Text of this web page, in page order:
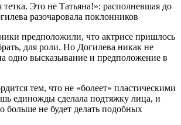
предположили, что актрисе пришлось
для роли. Но Догилева никак не
одно высказывание и предположение в
тем, что не «болеет» пластическими
единожды сделала подтяжку лица, и
больше не будет делать подобных